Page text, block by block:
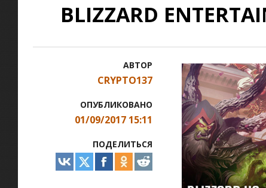
BLIZZARD
АВТОР
CRYPTO137
ОПУБЛИКОВАНО
01/09/2017 15:11
ПОДЕЛИТЬСЯ